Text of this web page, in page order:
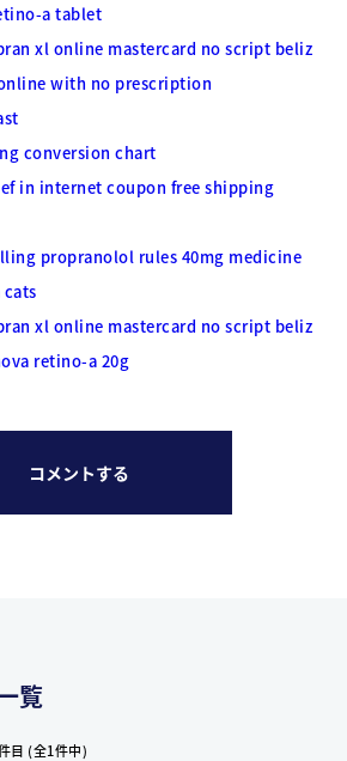
a tablet
xl online mastercard no script beliz
with no prescription
conversion chart
in internet coupon free shipping
propranolol rules 40mg medicine
xl online mastercard no script beliz
retino-a 20g
コメントする
覧
目 (全1件中)